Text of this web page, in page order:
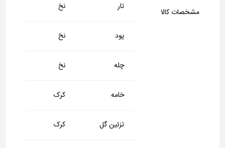
مشخصات کالا تار نخ
پود نخ
چله نخ
خامه کرک
تزئین گل کرک